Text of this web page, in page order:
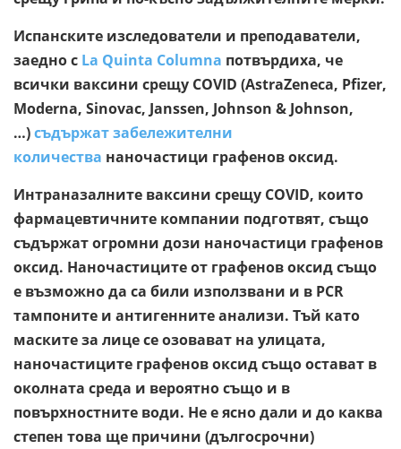
Испанските изследователи и преподаватели,
заедно с La Quinta Columna потвърдиха, че
всички ваксини срещу COVID (AstraZeneca, Pfizer,
Moderna, Sinovac, Janssen, Johnson & Johnson,
…)съдържат забележителни
количества наночастици графенов оксид.
Интраназалните ваксини срещу COVID, които
фармацевтичните компании подготвят, също
съдържат огромни дози наночастици графенов
оксид. Наночастиците от графенов оксид също
е възможно да са били използвани и в PCR
тампоните и антигенните анализи. Тъй като
маските за лице се озовават на улицата,
наночастиците графенов оксид също остават в
околната среда и вероятно също и в
повърхностните води. Не е ясно дали и до каква
степен това ще причини (дългосрочни)